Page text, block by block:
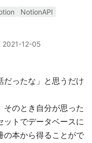
NotionAPI
2021-12-05
だったな」と思うだけ
そのとき自分が思った
ットでデータベースに
の本から得ることがで